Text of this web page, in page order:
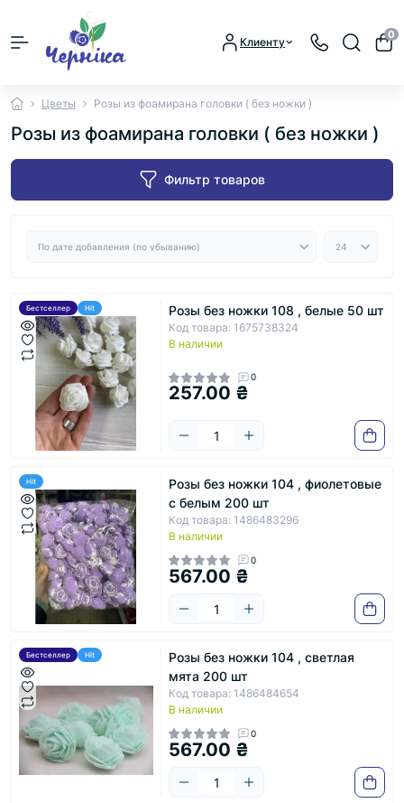
Клиенту
0
Цветы Розы из фоамирана головки ( без ножки )
Розы из фоамирана головки ( без ножки )
Фильтр товаров
Бестселлер Hit Розы без ножки 108 , белые 50 шт
Код товара: 1675738324
В наличии
0
257.00 ₴
Hit
Розы без ножки 104 , фиолетовые
с белым 200 шт
Код товара: 1486483296
В наличии
0
567.00 ₴
Бестселлер Hit
Розы без ножки 104 , светлая
мята 200 шт
Код товара: 1486484654
В наличии
0
567.00 ₴